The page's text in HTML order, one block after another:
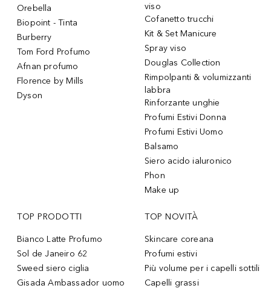
Orebella
Biopoint - Tinta
Burberry
Tom Ford Profumo
Afnan profumo
Florence by Mills
Dyson
viso
Cofanetto trucchi
Kit & Set Manicure
Spray viso
Douglas Collection
Rimpolpanti & volumizzanti
labbra
Rinforzante unghie
Profumi Estivi Donna
Profumi Estivi Uomo
Balsamo
Siero acido ialuronico
Phon
Make up
TOP PRODOTTI
Bianco Latte Profumo
Sol de Janeiro 62
Sweed siero ciglia
Gisada Ambassador uomo
TOP NOVITÀ
Skincare coreana
Profumi estivi
Più volume per i capelli sottili
Capelli grassi